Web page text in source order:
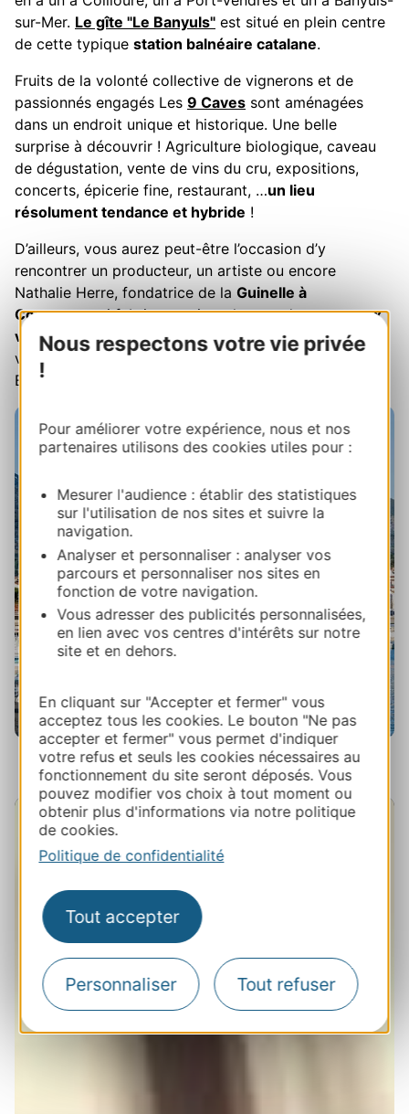
Nous respectons votre vie privée
!
Pour améliorer votre expérience, nous et nos
partenaires utilisons des cookies utiles pour :
Mesurer l'audience : établir des statistiques
sur l'utilisation de nos sites et suivre la
navigation.
Analyser et personnaliser : analyser vos
parcours et personnaliser nos sites en
fonction de votre navigation.
Vous adresser des publicités personnalisées,
en lien avec vos centres d'intérêts sur notre
site et en dehors.
En cliquant sur "Accepter et fermer" vous
acceptez tous les cookies. Le bouton "Ne pas
accepter et fermer" vous permet d'indiquer
votre refus et seuls les cookies nécessaires au
fonctionnement du site seront déposés. Vous
pouvez modifier vos choix à tout moment ou
obtenir plus d'informations via notre politique
de cookies.
Politique de confidentialité
Tout accepter
Personnaliser Tout refuser
sur-Mer. Le gîte "Le Banyuls" est situé en plein centre
de cette typique station balnéaire catalane.
Fruits de la volonté collective de vignerons et de
passionnés engagés Les 9 Caves sont aménagées
dans un endroit unique et historique. Une belle
surprise à découvrir ! Agriculture biologique, caveau
de dégustation, vente de vins du cru, expositions,
concerts, épicerie fine, restaurant, …un lieu
résolument tendance et hybride !
D’ailleurs, vous aurez peut-être l’occasion d’y
rencontrer un producteur, un artiste ou encore
Nathalie Herre, fondatrice de la Guinelle à
Cospronsqui fabrique artisanalement desavoureux
vinaigres(que nous vous invitons à déguster dans sa
vinaigrerie, aisément accessible à pied depuis
Banyuls).
Banyuls sur Mer